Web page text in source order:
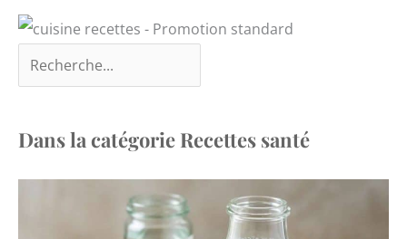
que vous pouvez acheter
en toute confiance.
Dans la catégorie Recettes santé